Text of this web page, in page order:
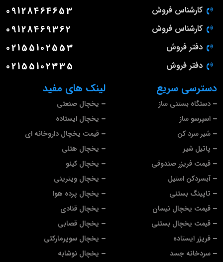
لینک های مفید
یخچال صنعتی
یخچال ایستاده
قیمت یخچال داروخانه ای
یخچال هتلی
یخچال کینو
یخچال ویترینی
یخچال پرده هوا
یخچال قنادی
یخچال قصابی
یخچال سوپرمارکتی
یخچال نوشابه
دسترسی سریع
دستگاه بستنی ساز
اسپرسو ساز
شیر سرد کن
پاتیل شیر
قیمت فریزر صندوقی
آبسردکن استیل
تاپینگ بستنی
قیمت یخچال نیسان
قیمت یخچال بستنی
فریزر ایستاده
سردخانه جسد
کارشناس فروش 09128464653
کارشناس فروش 09128469362
دفتر فروش 02155102553
دفتر فروش 02155102335